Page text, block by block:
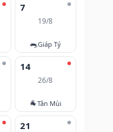
7
19/8
🐀Giáp Tý
14
26/8
🐐Tân Mùi
21